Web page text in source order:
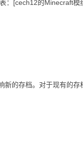
：[cech12的Minecraft模
的存档。对于现有的存